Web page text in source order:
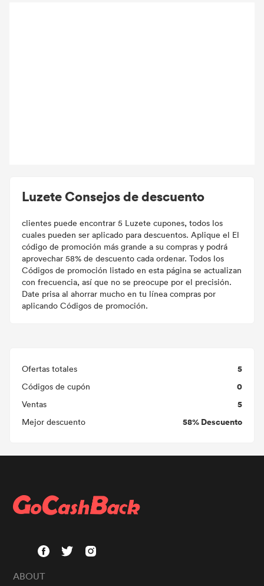
Luzete Consejos de descuento
clientes puede encontrar 5 Luzete cupones, todos los
cuales pueden ser aplicado para descuentos. Aplique el El
código de promoción más grande a su compras y podrá
aprovechar 58% de descuento cada ordenar. Todos los
Códigos de promoción listado en esta página se actualizan
con frecuencia, así que no se preocupe por el precisión.
Date prisa al ahorrar mucho en tu línea compras por
aplicando Códigos de promoción.
Ofertas totales 5
Códigos de cupón 0
Ventas 5
Mejor descuento 58% Descuento
ABOUT